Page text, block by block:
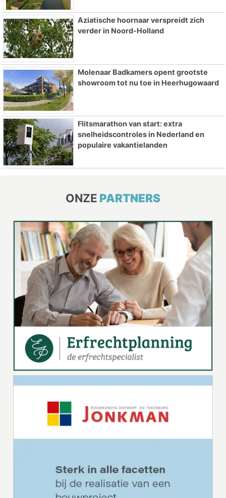
Aziatische hoornaar verspreidt zich
verder in Noord-Holland
Molenaar Badkamers opent grootste
showroom tot nu toe in Heerhugowaard
Flitsmarathon van start: extra
snelheidscontroles in Nederland en
populaire vakantielanden
ONZE PARTNERS